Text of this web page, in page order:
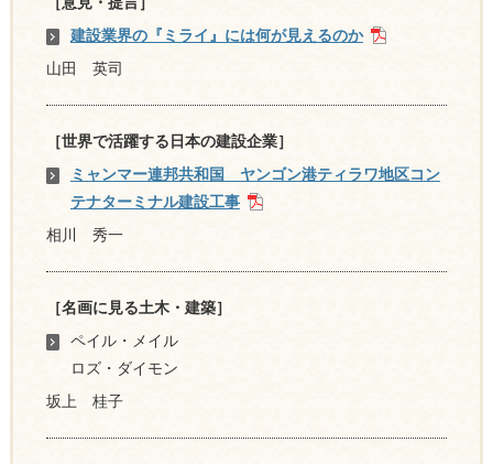
建設業界の『ミライ』には何が見えるのか
山田 英司
［世界で活躍する日本の建設企業］
ミャンマー連邦共和国 ヤンゴン港ティラワ地区コン
テナターミナル建設工事
相川 秀一
［名画に見る土木・建築］
ペイル・メイル
ロズ・ダイモン
坂上 桂子